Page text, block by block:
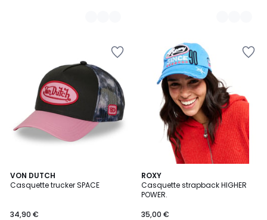
VON DUTCH
Casquette trucker SPACE
34,90 €
ROXY
Casquette strapback HIGHER
POWER.
35,00 €